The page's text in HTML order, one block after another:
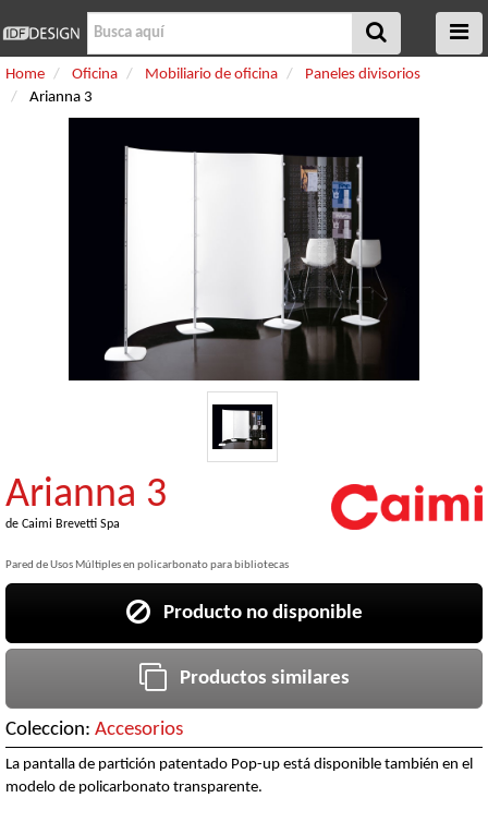
Home Oficina Mobiliario de oficina
Paneles divisorios
Arianna 3
Arianna 3
de Caimi Brevetti Spa
Pared de Usos Múltiples en policarbonato para bibliotecas
Producto no disponible
Productos similares
Coleccion: Accesorios
La pantalla de partición patentado Pop-up está disponible también en el
modelo de policarbonato transparente.